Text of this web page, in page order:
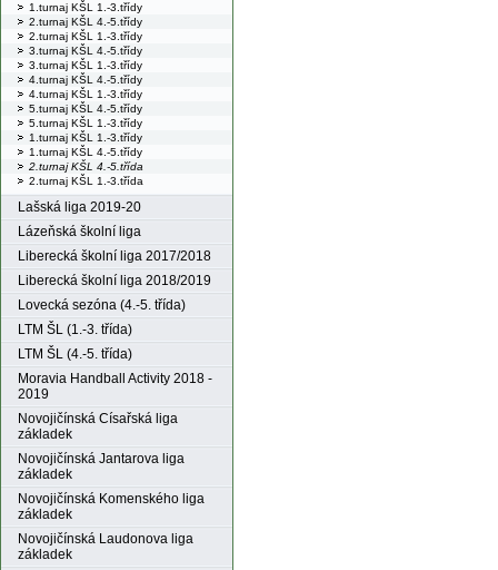
1.turnaj KŠL 1.-3.třídy
2.turnaj KŠL 4.-5.třídy
2.turnaj KŠL 1.-3.třídy
3.turnaj KŠL 4.-5.třídy
3.turnaj KŠL 1.-3.třídy
4.turnaj KŠL 4.-5.třídy
4.turnaj KŠL 1.-3.třídy
5.turnaj KŠL 4.-5.třídy
5.turnaj KŠL 1.-3.třídy
1.turnaj KŠL 1.-3.třídy
1.turnaj KŠL 4.-5.třídy
2.turnaj KŠL 4.-5.třída
2.turnaj KŠL 1.-3.třída
Lašská liga 2019-20
Lázeňská školní liga
Liberecká školní liga 2017/2018
Liberecká školní liga 2018/2019
Lovecká sezóna (4.-5. třída)
LTM ŠL (1.-3. třída)
LTM ŠL (4.-5. třída)
Moravia Handball Activity 2018 -
2019
Novojičínská Císařská liga
základek
Novojičínská Jantarova liga
základek
Novojičínská Komenského liga
základek
Novojičínská Laudonova liga
základek